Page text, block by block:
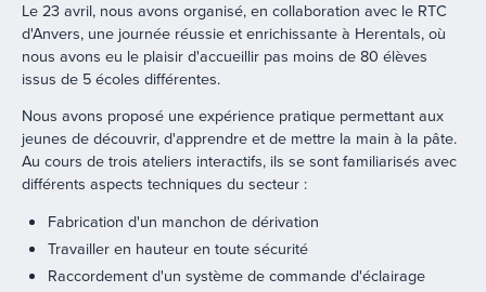
Le 23 avril, nous avons organisé, en collaboration avec le RTC
d'Anvers, une journée réussie et enrichissante à Herentals, où
nous avons eu le plaisir d'accueillir pas moins de 80 élèves
issus de 5 écoles différentes.
Nous avons proposé une expérience pratique permettant aux
jeunes de découvrir, d'apprendre et de mettre la main à la pâte.
Au cours de trois ateliers interactifs, ils se sont familiarisés avec
différents aspects techniques du secteur :
Fabrication d'un manchon de dérivation
Travailler en hauteur en toute sécurité
Raccordement d'un système de commande d'éclairage